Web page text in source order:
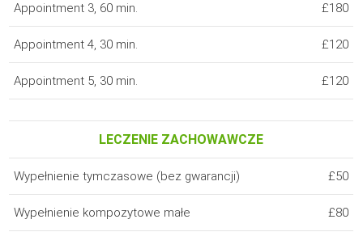
Appointment 3, 60 min. £180
Appointment 4, 30 min. £120
Appointment 5, 30 min. £120
LECZENIE ZACHOWAWCZE
Wypełnienie tymczasowe (bez gwarancji) £50
Wypełnienie kompozytowe małe £80